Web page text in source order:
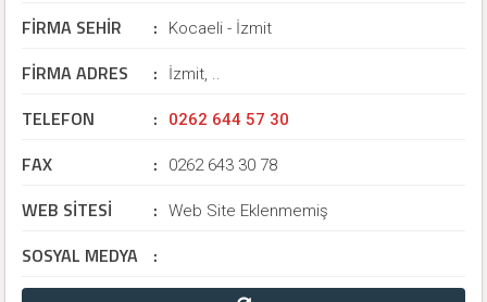
FİRMA SEHİR : Kocaeli - İzmit
FİRMA ADRES : İzmit, ..
TELEFON : 0262 644 57 30
FAX : 0262 643 30 78
WEB SİTESİ : Web Site Eklenmemiş
SOSYAL MEDYA :